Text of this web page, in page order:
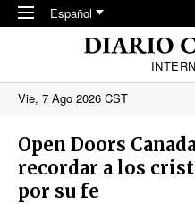
Skip to main content
Español
Vie, 7 Ago 2026 CST
Open Doors
recordar a los
por su fe